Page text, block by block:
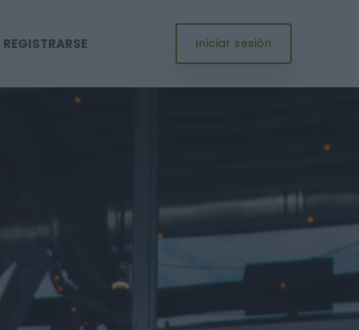
REGISTRARSE Iniciar sesión